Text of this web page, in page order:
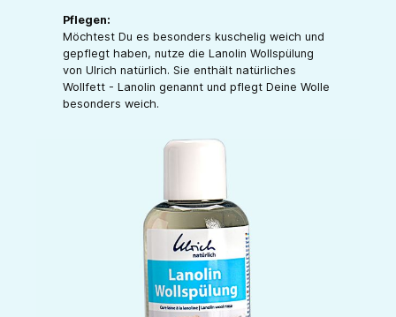
Pflegen:
Möchtest Du es besonders kuschelig weich und
gepflegt haben, nutze die Lanolin Wollspülung
von Ulrich natürlich. Sie enthält natürliches
Wollfett - Lanolin genannt und pflegt Deine Wolle
besonders weich.